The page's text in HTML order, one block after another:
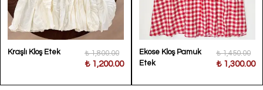
Kraşlı Kloş Etek ₺ 1,800.00
₺ 1,200.00
Ekose Kloş Pamuk
Etek
₺ 1,450.00
₺ 1,300.00